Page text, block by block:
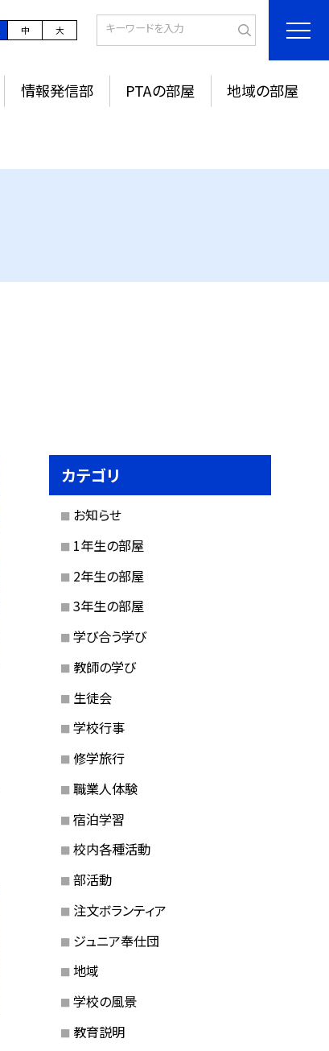
中 大
情報発信部 PTAの部屋 地域の部屋
カテゴリ
お知らせ
1年生の部屋
2年生の部屋
3年生の部屋
学び合う学び
教師の学び
生徒会
学校行事
修学旅行
職業人体験
宿泊学習
校内各種活動
部活動
注文ボランティア
ジュニア奉仕団
地域
学校の風景
教育説明